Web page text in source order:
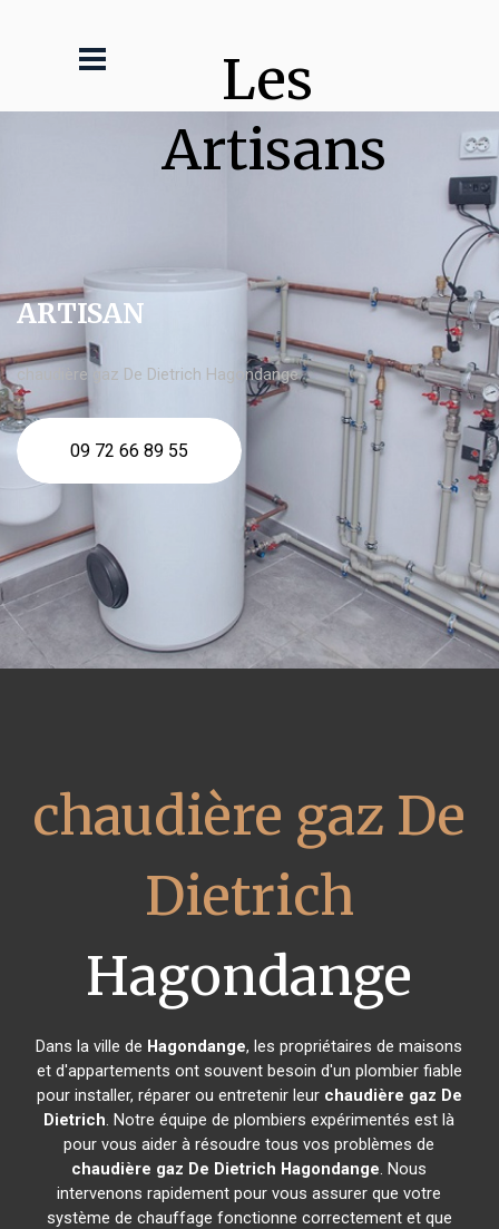
Les
Artisans
ARTISAN
chaudière gaz De Dietrich Hagondange
09 72 66 89 55
chaudière gaz De
Dietrich
Hagondange
Dans la ville de Hagondange, les propriétaires de maisons
et d'appartements ont souvent besoin d'un plombier fiable
pour installer, réparer ou entretenir leur chaudière gaz De
Dietrich. Notre équipe de plombiers expérimentés est là
pour vous aider à résoudre tous vos problèmes de
chaudière gaz De Dietrich Hagondange. Nous
intervenons rapidement pour vous assurer que votre
système de chauffage fonctionne correctement et que